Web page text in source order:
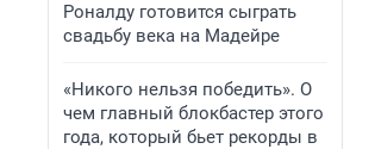
Роналду готовится сыграть
свадьбу века на Мадейре
«Никого нельзя победить». О
чем главный блокбастер этого
года, который бьет рекорды в